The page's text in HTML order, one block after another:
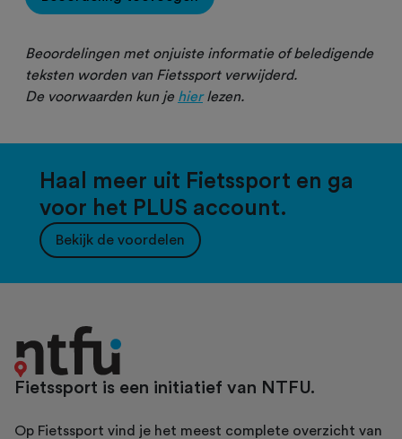
Beoordelingen met onjuiste informatie of beledigende
teksten worden van Fietssport verwijderd.
De voorwaarden kun je hierlezen.
Haal meer uit Fietssport en ga
voor het PLUS account.
Bekijk de voordelen
Fietssport is een initiatief van NTFU.
Op Fietssport vind je het meest complete overzicht van